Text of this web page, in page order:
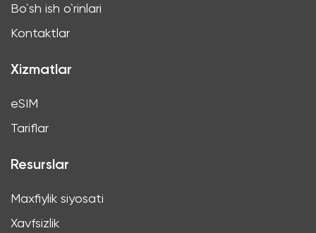
Bo`sh ish o`rinlari
Kontaktlar
Xizmatlar
eSIM
Tariflar
Resurslar
Maxfiylik siyosati
Xavfsizlik